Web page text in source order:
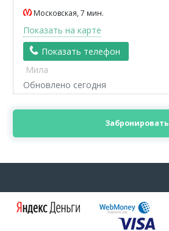
Московская, 7 мин.
Показать на карте
Показать телефон
Мила
Обновлено сегодня
Забронировать